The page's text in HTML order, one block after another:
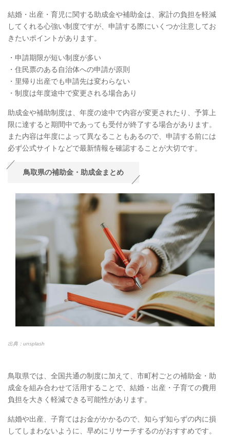
結婚・出産・育児に関する助成金や補助金は、家計の負担を軽減
してくれる心強い制度ですが、申請する際にいくつか注意してお
きたいポイントがあります。
・申請期限が短い制度が多い
・住民票のある自治体への申請が原則
・里帰り出産でも申請先は変わらない
・制度は年度途中で変更される場合あり
助成金や補助制度は、年度の途中で内容が変更されたり、予算上
限に達すると期間中であっても受付が終了する場合があります。
また内容は年度によって異なることもあるので、申請する前には
必ず公式サイトなどで最新情報を確認することが大切です。
鳥取県の補助金・助成金まとめ
出典：unsplash
鳥取県では、全国共通の制度に加えて、市町村ごとの補助金・助
成金を組み合わせて活用することで、結婚・出産・子育ての費用
負担を大きく軽減できる可能性があります。
結婚や出産、子育てはお金がかかるので、知らず知らずの内に損
してしまわないように、早めにリサーチするのがおすすめです。